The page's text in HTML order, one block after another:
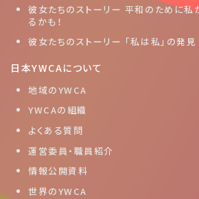
彼女たちのストーリー 平和のために私
るかも！
彼女たちのストーリー 「私は私」の発見
日本YWCAについて
地域のYWCA
YWCAの組織
よくある質問
運営委員・職員紹介
情報公開資料
世界のYWCA